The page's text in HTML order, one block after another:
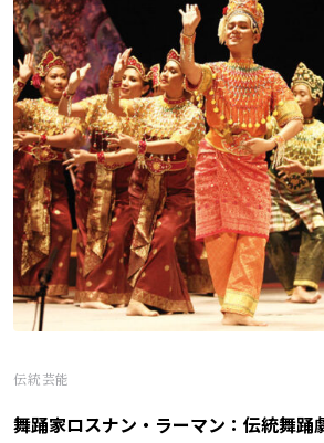
伝統芸能
舞踊家ロスナン・ラーマン：伝統舞踊